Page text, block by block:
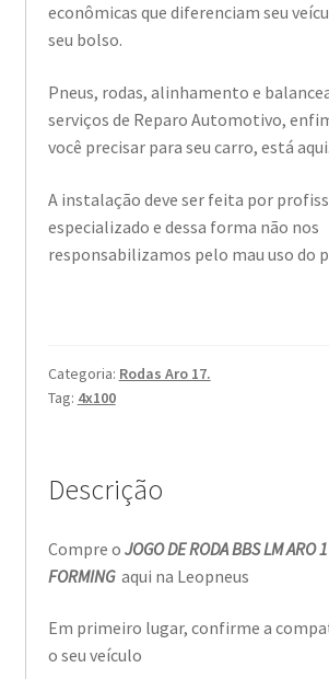
econômicas que diferenciam seu
seu bolso.
Pneus, rodas, alinhamento e
serviços de Reparo Automotivo,
você precisar para seu carro, está aqui.
A instalação deve ser feita por
especializado e dessa forma não nos
responsabilizamos pelo mau uso do
Categoria: Rodas Aro 17.
Tag: 4x100
Descrição
Compre o JOGO DE RODA BBS LM ARO
FORMING aqui na Leopneus
Em primeiro lugar, confirme a
o seu veículo